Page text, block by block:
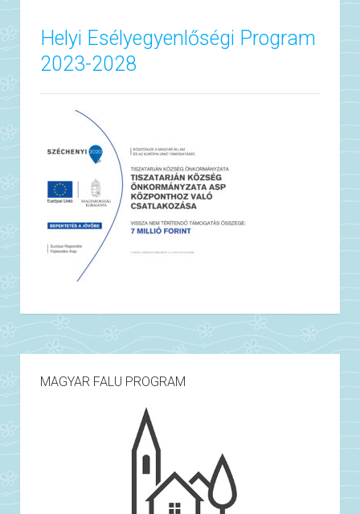
Helyi Esélyegyenlőségi Program
2023-2028
MAGYAR FALU PROGRAM